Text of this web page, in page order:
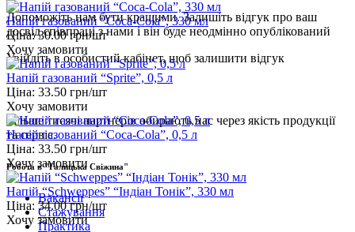
Напій газований “Coca-Cola”, 330 мл
Ціна:30.00 грн/шт
Хочу замовити
Напій газований “Sprite”, 0,5 л
Ціна: 33.50 грн/шт
Хочу замовити
Напій газований “Coca-Cola”, 0,5 л
Ціна: 33.50 грн/шт
Хочу замовити
Напій “Schweppes” “Індіан Тонік”, 330 мл
Ціна: 34.00 грн/шт
Хочу замовити
Допоможіть нам бути кращими. Залишіть відгук про ваш
досвід співпраці з нами і він буде неодмінно опублікований
Увійдітьв особистий кабінет, щоб залишити відгук
Більше тисячі партнерів обирають нас через якість продукції
та сервіс.
Робота в "Галицька Свіжина"
Вакансії
Стажування
Практика